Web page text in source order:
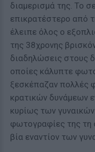
διαμερισμά της. Το
επικρατέστερο από
έλειπε όλος ο
της 38χρονης
διαδηλώσεις στους
οποίες κάλυπτε
ξεσκέπαζαν πολλές
κρατικών δυνάμεων
κυρίως των
φωτογραφίες της τη
βία εναντίον των